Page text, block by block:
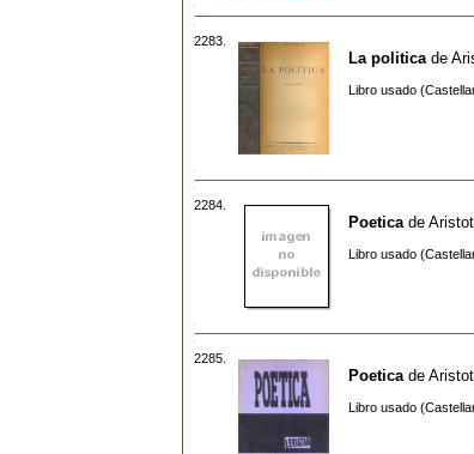
2283.
La politica de
Libro usado
2284.
Poetica de
Libro usado
2285.
Poetica de
Libro usado